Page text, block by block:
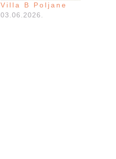
Villa B Poljane
03.06.2026.